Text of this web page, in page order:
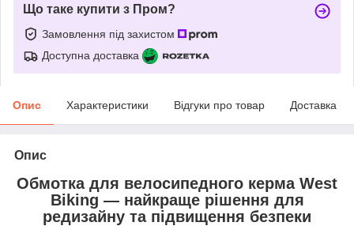
Що таке купити з Пром?
Замовлення під захистом
Доступна доставка
Опис Характеристики Відгуки про товар Доставка
Опис
Обмотка для велосипедного керма West
Biking — найкраще рішення для
редизайну та підвищення безпеки